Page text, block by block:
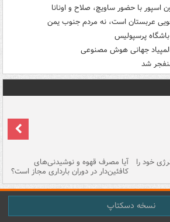
اسپور با حضور ساویچ، صلاح و اونانا
عربستان است، نه مردم جنوب یمن
پرسپولیس
جهانی هوش مصنوعی
شد
خود را آیا مصرف قهوه و نوشیدنی‌های
کافئین‌دار در دوران بارداری مجاز است؟
نسخه دسکتاپ